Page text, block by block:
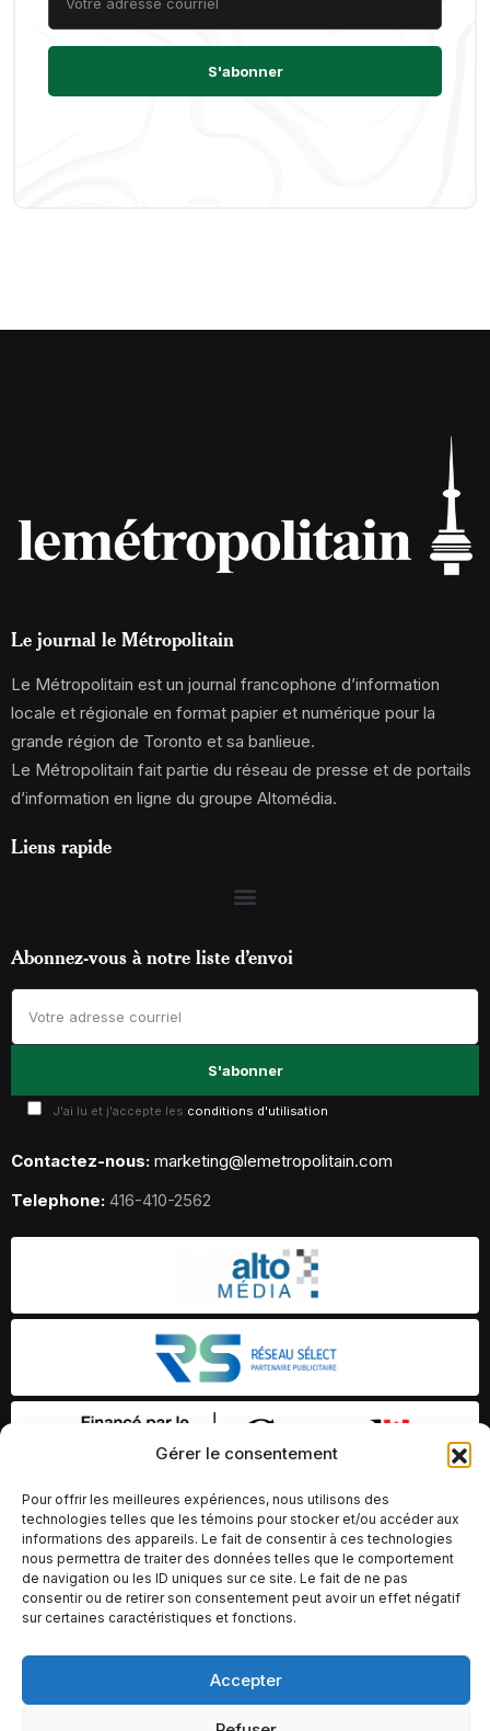
Gérer le consentement
Pour offrir les meilleures expériences, nous utilisons des
technologies telles que les témoins pour stocker et/ou accéder aux
informations des appareils. Le fait de consentir à ces technologies
nous permettra de traiter des données telles que le comportement
de navigation ou les ID uniques sur ce site. Le fait de ne pas
consentir ou de retirer son consentement peut avoir un effet négatif
sur certaines caractéristiques et fonctions.
Accepter
Le journal le Métropolitain
Le Métropolitain est un journal francophone d’information
locale et régionale en format papier et numérique pour la
grande région de Toronto et sa banlieue.
Le Métropolitain fait partie du réseau de presse et de portails
d’information en ligne du groupe Altomédia.
Liens rapide
Abonnez-vous à notre liste d’envoi
J'ai lu et j'accepte les conditions d'utilisation
Contactez-nous: marketing@lemetropolitain.com
Telephone: 416-410-2562
© Copyright 2026 – Altomédia Inc |
Ce site internet a été conçu et développé par Chameleon Ideas